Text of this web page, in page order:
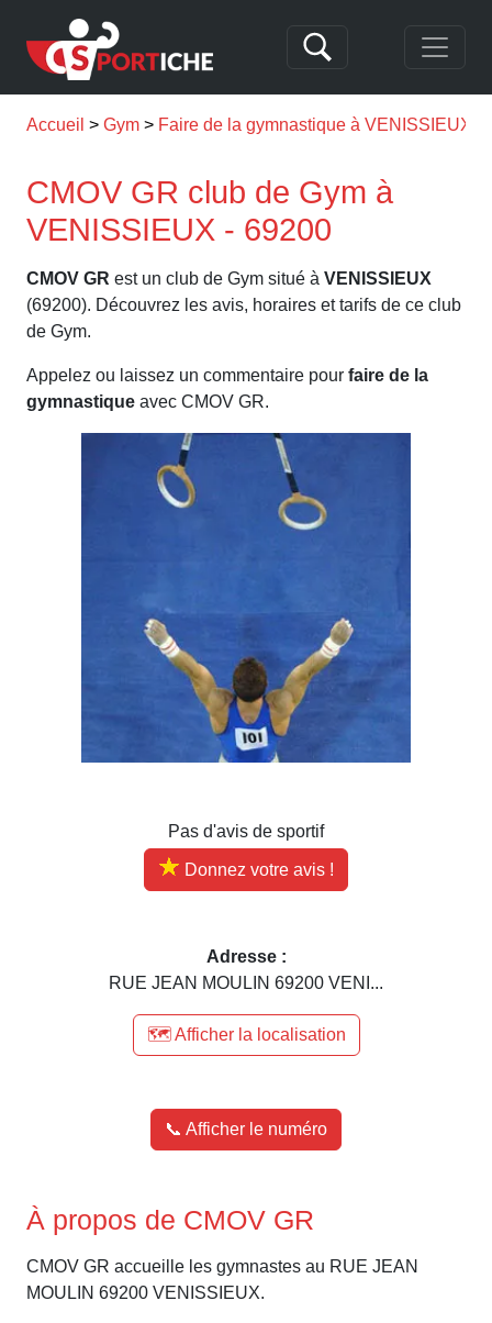
Accueil Gym Faire de la gymnastique à VENISSIEUX
CMOV GR club de Gym à
VENISSIEUX - 69200
CMOV GR est un club de Gym situé à VENISSIEUX
(69200). Découvrez les avis, horaires et tarifs de ce club
de Gym.
Appelez ou laissez un commentaire pour faire de la
gymnastique avec CMOV GR.
Pas d'avis de sportif
Donnez votre avis !
Adresse :
RUE JEAN MOULIN 69200 VENI...
🗺️ Afficher la localisation
📞 Afficher le numéro
À propos de CMOV GR
CMOV GR accueille les gymnastes au RUE JEAN
MOULIN 69200 VENISSIEUX.